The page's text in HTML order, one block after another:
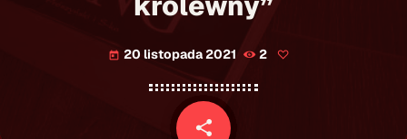
today 20 listopada 2021 2
share
email